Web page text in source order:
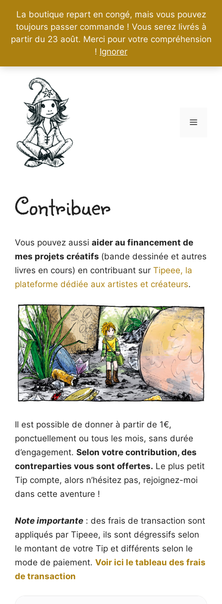
La boutique repart en congé, mais vous pouvez
toujours passer commande ! Vous serez livrés à
partir du 23 août. Merci pour votre compréhension
! Ignorer
Menu
Contribuer
Vous pouvez aussi aider au financement de
mes projets créatifs (bande dessinée et autres
livres en cours) en contribuant sur Tipeee, la
plateforme dédiée aux artistes et créateurs.
Il est possible de donner à partir de 1€,
ponctuellement ou tous les mois, sans durée
d’engagement. Selon votre contribution, des
contreparties vous sont offertes. Le plus petit
Tip compte, alors n’hésitez pas, rejoignez-moi
dans cette aventure !
Note importante : des frais de transaction sont
appliqués par Tipeee, ils sont dégressifs selon
le montant de votre Tip et différents selon le
mode de paiement. Voir ici le tableau des frais
de transaction